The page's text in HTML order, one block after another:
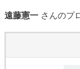
遠藤憲一 さんのプ